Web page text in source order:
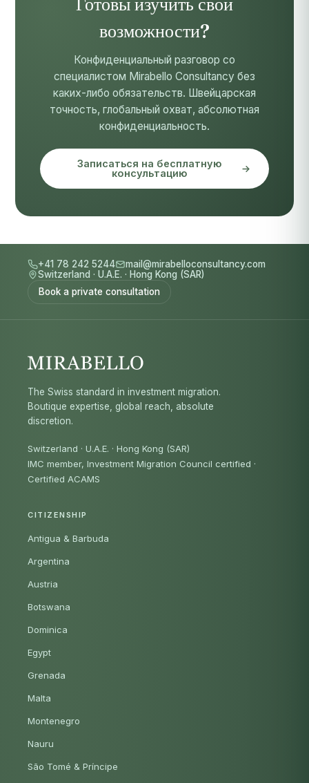
возможности?
Конфиденциальный разговор со
специалистом Mirabello Consultancy без
каких-либо обязательств. Швейцарская
точность, глобальный охват, абсолютная
конфиденциальность.
Записаться на бесплатную
консультацию
+41 78 242 5244
mail@mirabelloconsultancy.com
Switzerland · U.A.E. · Hong Kong (SAR)
Book a private consultation
The Swiss standard in investment migration.
Boutique expertise, global reach, absolute
discretion.
Switzerland · U.A.E. · Hong Kong (SAR)
IMC member, Investment Migration Council certified ·
Certified ACAMS
CITIZENSHIP
Antigua & Barbuda
Argentina
Austria
Botswana
Dominica
Egypt
Grenada
Malta
Montenegro
Nauru
São Tomé & Príncipe